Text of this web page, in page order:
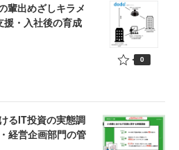
輩出めざしキラメ
・入社後の育成
0
るIT投資の実態調
経営企画部門の管